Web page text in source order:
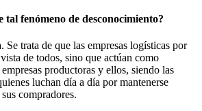
fenómeno de desconocimiento?
Se trata de que las empresas logísticas por
de todos, sino que actúan como
productoras y ellos, siendo las
luchan día a día por mantenerse
compradores.